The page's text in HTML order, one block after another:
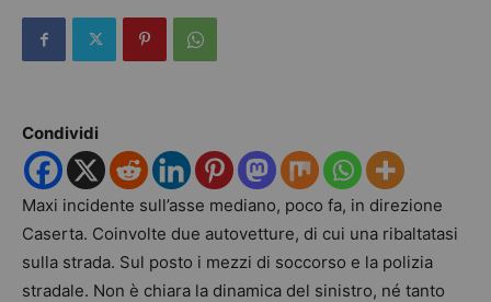
Condividi
Maxi incidente sull’asse mediano, poco fa, in direzione
Caserta. Coinvolte due autovetture, di cui una ribaltatasi
sulla strada. Sul posto i mezzi di soccorso e la polizia
stradale. Non è chiara la dinamica del sinistro, né tanto